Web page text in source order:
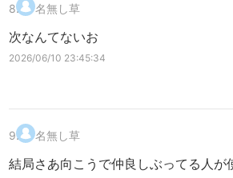
8. 名無し草
次なんてないお
2026/06/10 23:45:34
9. 名無し草
結局さあ向こうで仲良しぶってる人が